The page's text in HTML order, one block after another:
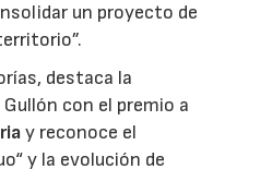
un proyecto de
destaca la
con el premio a
y reconoce el
y la evolución de